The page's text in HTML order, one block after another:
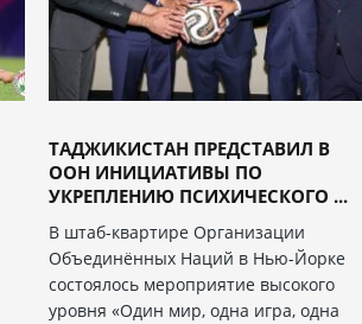
ТАДЖИКИСТАН ПРЕДСТАВИЛ В
ООН ИНИЦИАТИВЫ ПО
УКРЕПЛЕНИЮ ПСИХИЧЕСКОГО ...
В штаб-квартире Организации
Объединённых Наций в Нью-Йорке
состоялось мероприятие высокого
уровня «Один мир, одна игра, одна